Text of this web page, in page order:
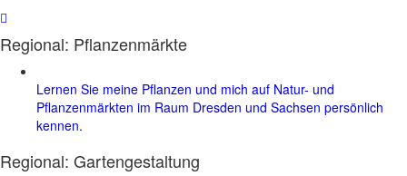
Regional: Pflanzenmärkte
Lernen Sie meine Pflanzen und mich auf Natur- und
Pflanzenmärkten im Raum Dresden und Sachsen persönlich
kennen.
Regional: Gartengestaltung